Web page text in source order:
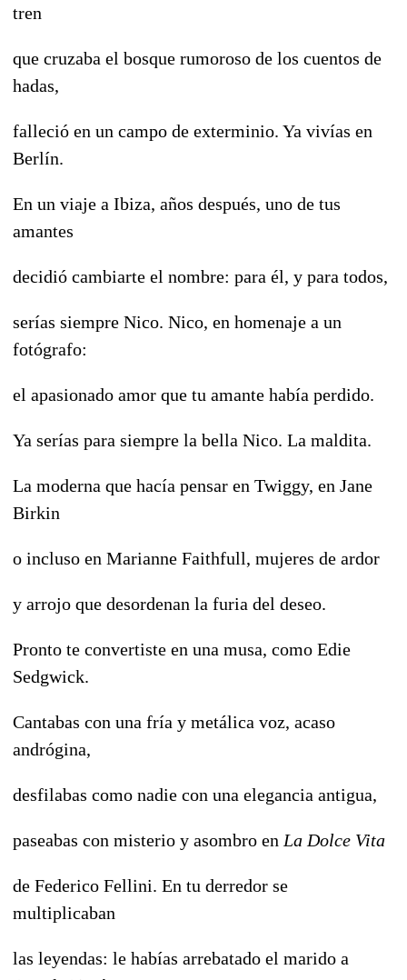
tren
que cruzaba el bosque rumoroso de los cuentos de
hadas,
falleció en un campo de exterminio. Ya vivías en
Berlín.
En un viaje a Ibiza, años después, uno de tus
amantes
decidió cambiarte el nombre: para él, y para todos,
serías siempre Nico. Nico, en homenaje a un
fotógrafo:
el apasionado amor que tu amante había perdido.
Ya serías para siempre la bella Nico. La maldita.
La moderna que hacía pensar en Twiggy, en Jane
Birkin
o incluso en Marianne Faithfull, mujeres de ardor
y arrojo que desordenan la furia del deseo.
Pronto te convertiste en una musa, como Edie
Sedgwick.
Cantabas con una fría y metálica voz, acaso
andrógina,
desfilabas como nadie con una elegancia antigua,
paseabas con misterio y asombro en La Dolce Vita
de Federico Fellini. En tu derredor se
multiplicaban
las leyendas: le habías arrebatado el marido a